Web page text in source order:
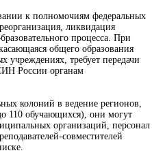
к полномочиям федеральных
ликвидация
процесса. При
общего образования
учреждениях, требует передачи
России органам
колоний в ведение регионов,
110 обучающихся), они могут
организаций, персонал
совместителей